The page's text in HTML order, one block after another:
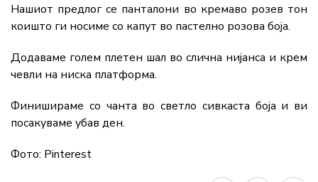
Нашиот предлог се панталони во кремаво розев тон
коишто ги носиме со капут во пастелно розова боја.
Додаваме голем плетен шал во слична нијанса и крем
чевли на ниска платформа.
Финишираме со чанта во светло сивкаста боја и ви
посакуваме убав ден.
Фото: Pinterest